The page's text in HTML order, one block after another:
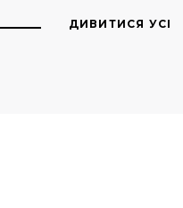
ДИВИТИСЯ УСІ